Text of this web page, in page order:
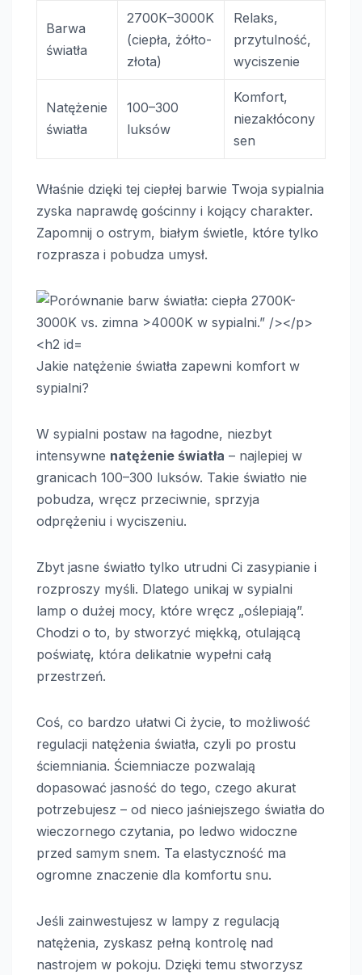
Barwa
światła
2700K–3000K
(ciepła, żółto-
złota)
Relaks,
przytulność,
wyciszenie
Natężenie
światła
100–300
luksów
Komfort,
niezakłócony
sen
Właśnie dzięki tej ciepłej barwie Twoja sypialnia
zyska naprawdę gościnny i kojący charakter.
Zapomnij o ostrym, białym świetle, które tylko
rozprasza i pobudza umysł.
Jakie natężenie światła zapewni komfort w
sypialni?
W sypialni postaw na łagodne, niezbyt
intensywne natężenie światła – najlepiej w
granicach 100–300 luksów. Takie światło nie
pobudza, wręcz przeciwnie, sprzyja
odprężeniu i wyciszeniu.
Zbyt jasne światło tylko utrudni Ci zasypianie i
rozproszy myśli. Dlatego unikaj w sypialni
lamp o dużej mocy, które wręcz „oślepiają”.
Chodzi o to, by stworzyć miękką, otulającą
poświatę, która delikatnie wypełni całą
przestrzeń.
Coś, co bardzo ułatwi Ci życie, to możliwość
regulacji natężenia światła, czyli po prostu
ściemniania. Ściemniacze pozwalają
dopasować jasność do tego, czego akurat
potrzebujesz – od nieco jaśniejszego światła do
wieczornego czytania, po ledwo widoczne
przed samym snem. Ta elastyczność ma
ogromne znaczenie dla komfortu snu.
Jeśli zainwestujesz w lampy z regulacją
natężenia, zyskasz pełną kontrolę nad
nastrojem w pokoju. Dzięki temu stworzysz